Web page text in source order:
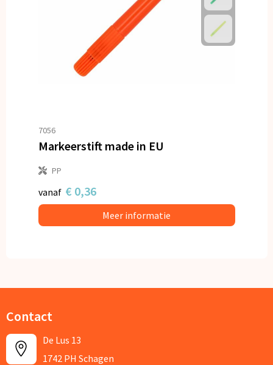
7056
Markeerstift made in EU
PP
vanaf € 0,36
Meer informatie
Contact
De Lus 13
1742 PH Schagen